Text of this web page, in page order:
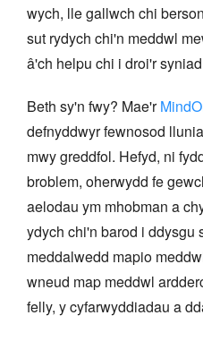
wych, lle gallwch chi
sut rydych chi'n meddwl
â'ch helpu chi i droi'r
Beth sy'n fwy? Mae'r
defnyddwyr fewnosod
mwy greddfol. Hefyd, ni
broblem, oherwydd fe
aelodau ym mhobman a
ydych chi'n barod i ddysgu
meddalwedd mapio
wneud map meddwl
felly, y cyfarwyddiadau a